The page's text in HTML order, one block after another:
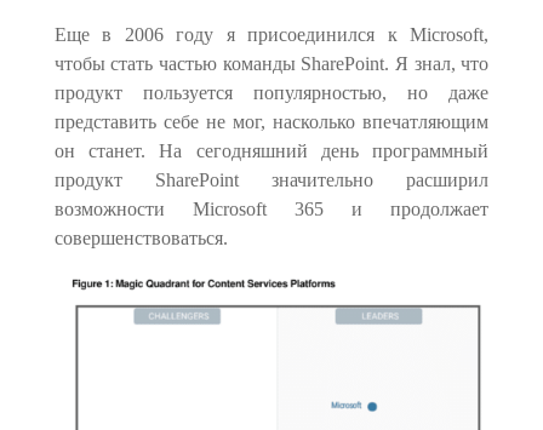
Еще в 2006 году я присоединился к Microsoft,
чтобы стать частью команды SharePoint. Я знал, что
продукт пользуется популярностью, но даже
представить себе не мог, насколько впечатляющим
он станет. На сегодняшний день программный
продукт SharePoint значительно расширил
возможности Microsoft 365 и продолжает
совершенствоваться.